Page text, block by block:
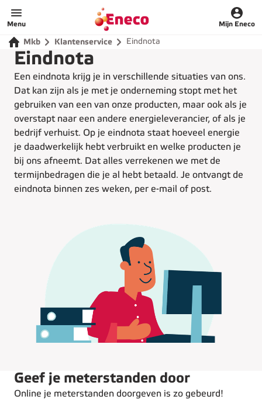
Menu Mijn Eneco
Mkb Klantenservice Eindnota
Eindnota
Een eindnota krijg je in verschillende situaties van ons.
Dat kan zijn als je met je onderneming stopt met het
gebruiken van een van onze producten, maar ook als je
overstapt naar een andere energieleverancier, of als je
bedrijf verhuist. Op je eindnota staat hoeveel energie
je daadwerkelijk hebt verbruikt en welke producten je
bij ons afneemt. Dat alles verrekenen we met de
termijnbedragen die je al hebt betaald. Je ontvangt de
eindnota binnen zes weken, per e-mail of post.
Geef je meterstanden door
Online je meterstanden doorgeven is zo gebeurd!